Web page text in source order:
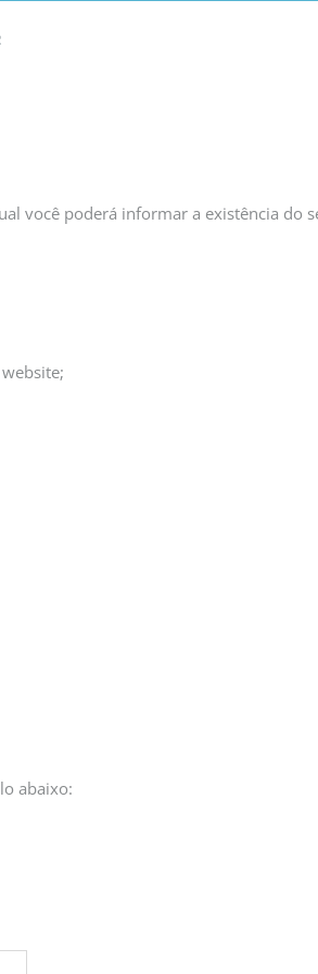
você poderá informar a existência do
abaixo: